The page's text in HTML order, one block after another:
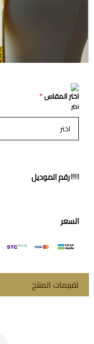
اختر المقاس*
اختر
رقم الموديل
السعر
تقييمات المنتج